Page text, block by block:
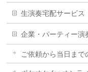
生演奏宅配サービス
企業・パーティー演
ご依頼から当日まで